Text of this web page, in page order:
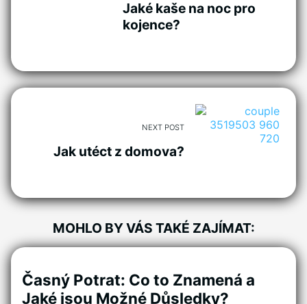
Jaké kaše na noc pro
kojence?
NEXT POST
Jak utéct z domova?
MOHLO BY VÁS TAKÉ ZAJÍMAT:
Časný Potrat: Co to Znamená a
Jaké jsou Možné Důsledky?